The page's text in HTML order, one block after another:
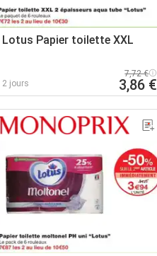
Lotus Papier toilette XXL
2 jours
7,72 €
3,86 €